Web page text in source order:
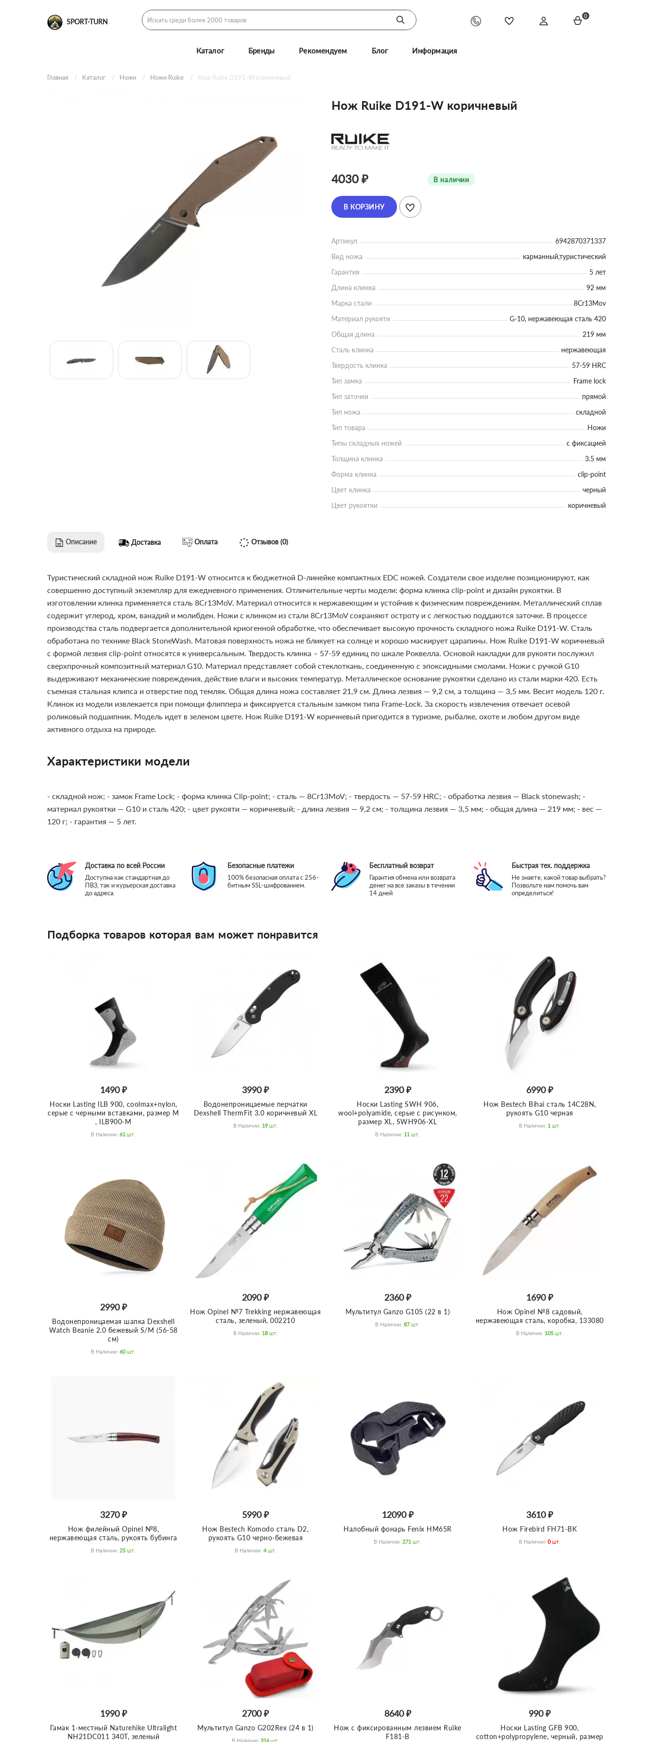
SPORT-TURN
0
Каталог Бренды Рекомендуем Блог Информация
Главная Каталог Ножи Ножи Ruike Нож Ruike D191-W коричневый
Нож Ruike D191-W коричневый
4030 ₽ В наличии
В КОРЗИНУ
Артикул
6942870371337
Вид ножа
карманный,туристический
Гарантия
5 лет
Длина клинка
92 мм
Марка стали
8Cr13Mov
Материал рукояти
G-10, нержавеющая сталь 420
Общая длина
219 мм
Сталь клинка
нержавеющая
Твердость клинка
57-59 HRC
Тип замка
Frame lock
Тип заточки
прямой
Тип ножа
складной
Тип товара
Ножи
Типы складных ножей
с фиксацией
Толщина клинка
3.5 мм
Форма клинка
clip-point
Цвет клинка
черный
Цвет рукоятки
коричневый
Описание Доставка Оплата Отзывов (0)
Туристический складной нож Ruike D191-W относится к бюджетной D-линейке компактных EDC ножей. Создатели свое изделие позиционируют, как
совершенно доступный экземпляр для ежедневного применения. Отличительные черты модели: форма клинка clip-point и дизайн рукоятки. В
изготовлении клинка применяется сталь 8Cr13MoV. Материал относится к нержавеющим и устойчив к физическим повреждениям. Металлический сплав
содержит углерод, хром, ванадий и молибден. Ножи с клинком из стали 8Cr13MoV сохраняют остроту и с легкостью поддаются заточке. В процессе
производства сталь подвергается дополнительной криогенной обработке, что обеспечивает высокую прочность складного ножа Ruike D191-W. Сталь
обработана по технике Black StoneWash. Матовая поверхность ножа не бликует на солнце и хорошо маскирует царапины. Нож Ruike D191-W коричневый
с формой лезвия clip-point относятся к универсальным. Твердость клинка – 57-59 единиц по шкале Роквелла. Основой накладки для рукояти послужил
сверхпрочный композитный материал G10. Материал представляет собой стеклоткань, соединенную с эпоксидными смолами. Ножи с ручкой G10
выдерживают механические повреждения, действие влаги и высоких температур. Металлическое основание рукоятки сделано из стали марки 420. Есть
съемная стальная клипса и отверстие под темляк. Общая длина ножа составляет 21,9 см. Длина лезвия — 9,2 см, а толщина — 3,5 мм. Весит модель 120 г.
Клинок из модели извлекается при помощи флиппера и фиксируется стальным замком типа Frame-Lock. За скорость извлечения отвечает осевой
роликовый подшипник. Модель идет в зеленом цвете. Нож Ruike D191-W коричневый пригодится в туризме, рыбалке, охоте и любом другом виде
активного отдыха на природе.
Характеристики модели
- складной нож; - замок Frame Lock; - форма клинка Clip-point; - сталь — 8Cr13MoV; - твердость — 57-59 HRC; - обработка лезвия — Black stonewash; -
материал рукоятки — G10 и сталь 420; - цвет рукояти — коричневый; - длина лезвия — 9,2 см; - толщина лезвия — 3,5 мм; - общая длина — 219 мм; - вес —
120 г; - гарантия — 5 лет.
Доставка по всей России
Доступна как стандартная до
ПВЗ, так и курьерская доставка
до адреса.
Безопасные платежи
100% безопасная оплата с 256-
битным SSL-шифрованием.
Бесплатный возврат
Гарантия обмена или возврата
денег на все заказы в течении
14 дней
Быстрая тех. поддержка
Не знаете, какой товар выбрать?
Позвольте нам помочь вам
определиться!
Подборка товаров которая вам может понравится
1490 ₽
Носки Lasting ILB 900, coolmax+nylon,
серые с черными вставками, размер M
, ILB900-M
В Наличии:61 Шт.
3990 ₽
Водонепроницаемые перчатки
Dexshell ThermFit 3.0 коричневый XL
В Наличии: 19 Шт.
2390 ₽
Носки Lasting SWH 906,
wool+polyamide, серые с рисунком,
размер XL, SWH906-XL
В Наличии: 11 Шт.
6990 ₽
Нож Bestech Bihai сталь 14C28N,
рукоять G10 черная
В Наличии: 1 Шт.
2990 ₽
Водонепроницаемая шапка Dexshell
Watch Beanie 2.0 бежевый S/M (56-58
см)
В Наличии:60 Шт.
2090 ₽
Нож Opinel №7 Trekking нержавеющая
сталь, зеленый, 002210
В Наличии: 18 Шт.
2360 ₽
Мультитул Ganzo G105 (22 в 1)
В Наличии:87 Шт.
1690 ₽
Нож Opinel №8 садовый,
нержавеющая сталь, коробка, 133080
В Наличии: 105 Шт.
3270 ₽
Нож филейный Opinel №8,
нержавеющая сталь, рукоять бубинга
В Наличии:25 Шт.
5990 ₽
Нож Bestech Komodo сталь D2,
рукоять G10 черно-бежевая
В Наличии: 4 Шт.
12090 ₽
Налобный фонарь Fenix HM65R
В Наличии:271 Шт.
3610 ₽
Нож Firebird FH71-BK
В Наличии: 0 Шт.
1990 ₽
Гамак 1-местный Naturehike Ultralight
NH21DC011 340T, зеленый
2700 ₽
Мультитул Ganzo G202Rex (24 в 1)
В Наличии: 316 Шт.
8640 ₽
Нож с фиксированным лезвием Ruike
F181-B
990 ₽
Носки Lasting GFB 900,
cotton+polypropylene, черный, размер